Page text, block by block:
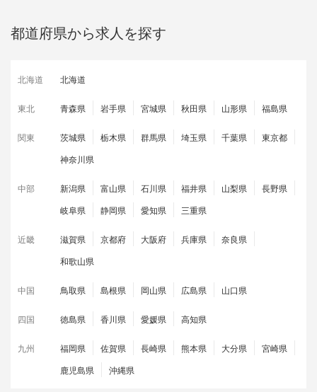
都道府県から求人を探す
北海道 北海道
東北 青森県 岩手県 宮城県 秋田県 山形県 福島県
関東 茨城県 栃木県 群馬県 埼玉県 千葉県
東京都
神奈川県
中部 新潟県 富山県 石川県 福井県 山梨県
長野県
岐阜県
静岡県 愛知県 三重県
近畿 滋賀県 京都府 大阪府 兵庫県
奈良県
和歌山県
中国 鳥取県 島根県 岡山県 広島県 山口県
四国 徳島県 香川県 愛媛県 高知県
九州 福岡県 佐賀県 長崎県 熊本県 大分県
宮崎県
鹿児島県
沖縄県